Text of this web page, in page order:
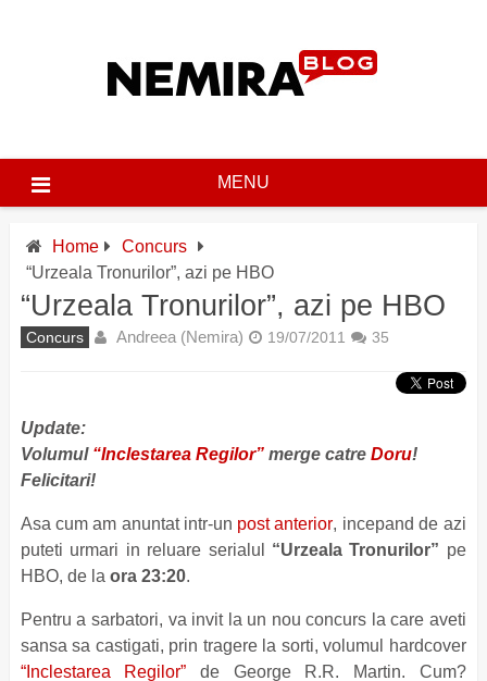
MENU
Home
Concurs
“Urzeala Tronurilor”, azi pe HBO
“Urzeala Tronurilor”, azi pe HBO
Concurs Andreea (Nemira) 19/07/2011 35
Update:
Volumul “Inclestarea Regilor”merge catre Doru!
Felicitari!
Asa cum am anuntat intr-un post anterior, incepand de azi
puteti urmari in reluare serialul “Urzeala Tronurilor” pe
HBO, de la ora 23:20.
Pentru a sarbatori, va invit la un nou concurs la care aveti
sansa sa castigati, prin tragere la sorti, volumul hardcover
“Inclestarea Regilor”de George R.R. Martin. Cum?